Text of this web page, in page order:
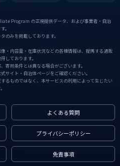
Program の正規提供データ、および事業者・自治
。
のみを掲載しております。
・内容量・在庫状況などの各種情報は、提携する通販
しております。
寄附条件とは異なる場合がございます。
サイト・自治体ページをご確認ください。
るものではなく、本サービスの利用によって生じたい
よくある質問
プライバシーポリシー
免責事項